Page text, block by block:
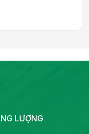
LƯỢNG